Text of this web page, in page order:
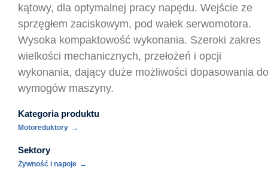
kątowy, dla optymalnej pracy napędu. Wejście ze
sprzęgłem zaciskowym, pod wałek serwomotora.
Wysoka kompaktowość wykonania. Szeroki zakres
wielkości mechanicznych, przełożeń i opcji
wykonania, dający duże możliwości dopasowania do
wymogów maszyny.
Kategoria produktu
Motoreduktory
Sektory
Żywność i napoje